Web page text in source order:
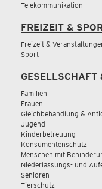
Telekommunikation
FREIZEIT &
Freizeit &
Sport
GESELLSCHAFT
Familien
Frauen
Gleichbehandlung &
Jugend
Kinderbetreuung
Konsumentenschutz
Menschen mit
Niederlassungs- und
Senioren
Tierschutz